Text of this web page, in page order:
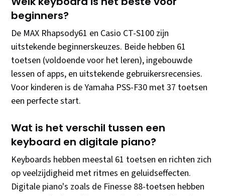
beginners?
De MAX Rhapsody61 en Casio CT-S100 zijn
uitstekende beginnerskeuzes. Beide hebben 61
toetsen (voldoende voor het leren), ingebouwde
lessen of apps, en uitstekende gebruikersrecensies.
Voor kinderen is de Yamaha PSS-F30 met 37 toetsen
een perfecte start.
Wat is het verschil tussen een
keyboard en digitale piano?
Keyboards hebben meestal 61 toetsen en richten zich
op veelzijdigheid met ritmes en geluidseffecten.
Digitale piano's zoals de Finesse 88-toetsen hebben